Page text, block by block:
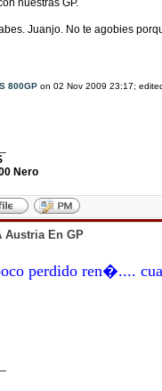
nuestras GP.
Juanjo. No te agobies
800GP on 02 Nov 2009 23:17;
Nero
Austria En GP
perdido ren�....